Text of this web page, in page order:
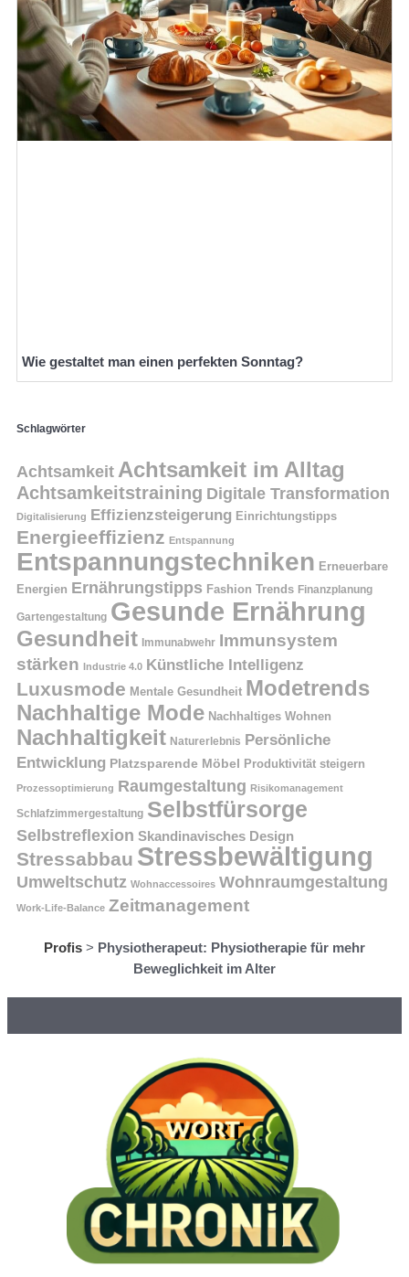
Wie gestaltet man einen perfekten Sonntag?
Schlagwörter
Achtsamkeit Achtsamkeit im Alltag
Achtsamkeitstraining Digitale Transformation
Digitalisierung Effizienzsteigerung Einrichtungstipps
Energieeffizienz Entspannung
Entspannungstechniken Erneuerbare
Energien Ernährungstipps Fashion Trends Finanzplanung
Gartengestaltung Gesunde Ernährung
Gesundheit Immunabwehr Immunsystem
stärken
Industrie 4.0 Künstliche Intelligenz
Luxusmode Mentale Gesundheit Modetrends
Nachhaltige Mode Nachhaltiges Wohnen
Nachhaltigkeit Naturerlebnis Persönliche
Entwicklung Platzsparende Möbel Produktivität steigern
Prozessoptimierung Raumgestaltung Risikomanagement
Schlafzimmergestaltung Selbstfürsorge
Selbstreflexion Skandinavisches Design
Stressabbau Stressbewältigung
Umweltschutz Wohnaccessoires Wohnraumgestaltung
Work-Life-Balance Zeitmanagement
Profis > Physiotherapeut: Physiotherapie für mehr
Beweglichkeit im Alter